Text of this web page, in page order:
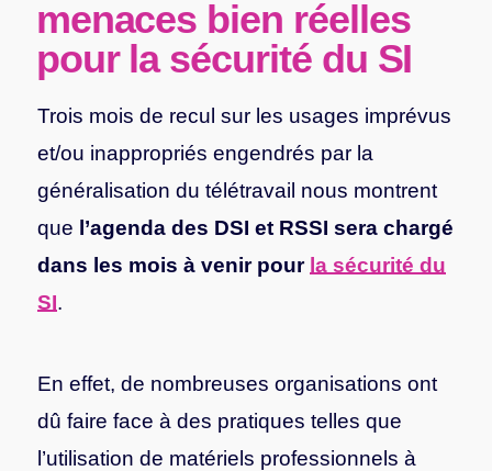
menaces bien réelles
pour la sécurité du SI
Trois mois de recul sur les usages imprévus
et/ou inappropriés engendrés par la
généralisation du télétravail nous montrent
que l’agenda des DSI et RSSI sera chargé
dans les mois à venir pour la sécurité du
SI.
En effet, de nombreuses organisations ont
dû faire face à des pratiques telles que
l’utilisation de matériels professionnels à